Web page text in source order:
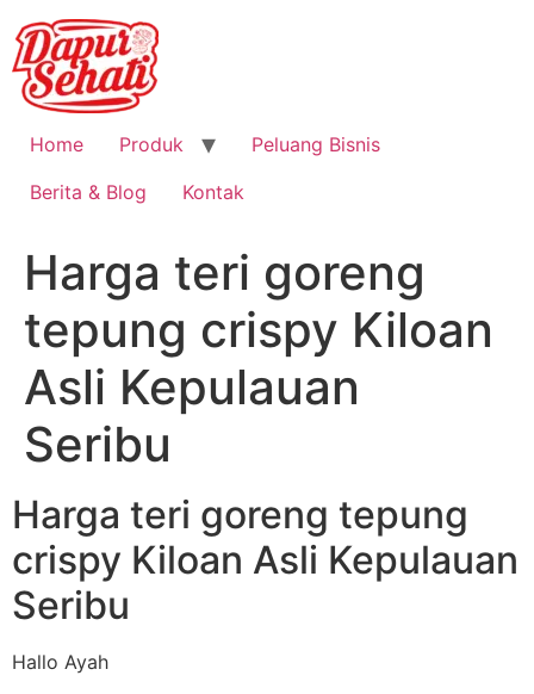
Home Produk
Peluang Bisnis
Berita & Blog
Kontak
Harga teri goreng
tepung crispy Kiloan
Asli Kepulauan
Seribu
Harga teri goreng tepung
crispy Kiloan Asli Kepulauan
Seribu
Hallo Ayah